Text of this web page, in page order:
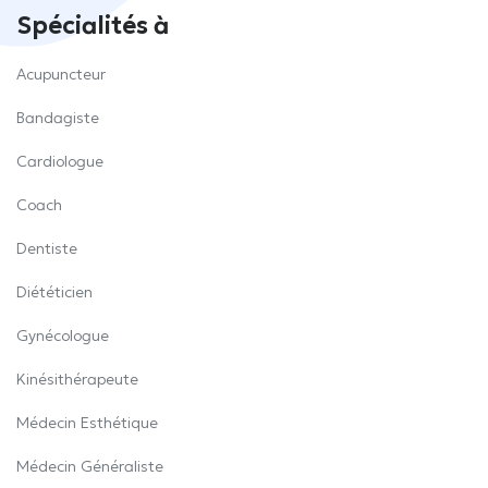
Spécialités à
Acupuncteur
Bandagiste
Cardiologue
Coach
Dentiste
Diététicien
Gynécologue
Kinésithérapeute
Médecin Esthétique
Médecin Généraliste